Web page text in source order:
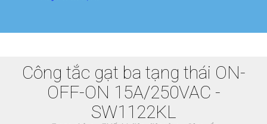
Công tắc gạt ba tạng thái ON-
OFF-ON 15A/250VAC -
SW1122KL